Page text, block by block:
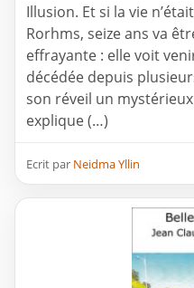
Illusion. Et si la vie
Rorhms, seize ans va
effrayante : elle voit
décédée depuis
son réveil un
explique (…)
Ecrit par Neidma Yllin